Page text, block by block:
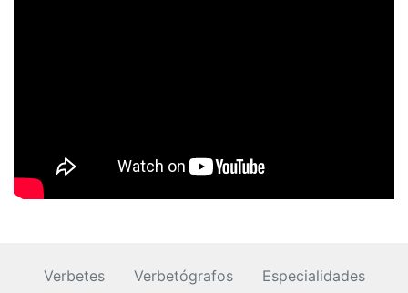
Verbetes Verbetógrafos Especialidades